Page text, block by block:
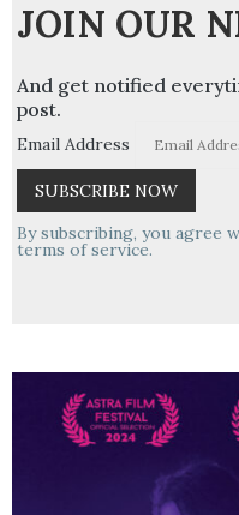
JOIN OUR
And get notified
post.
Email Address
By subscribing, you agree
terms of service.